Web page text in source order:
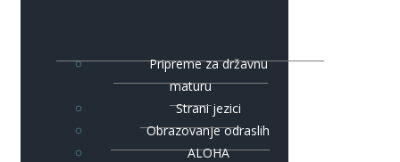
Pripreme za državnu
maturu
Strani jezici
Obrazovanje odraslih
ALOHA